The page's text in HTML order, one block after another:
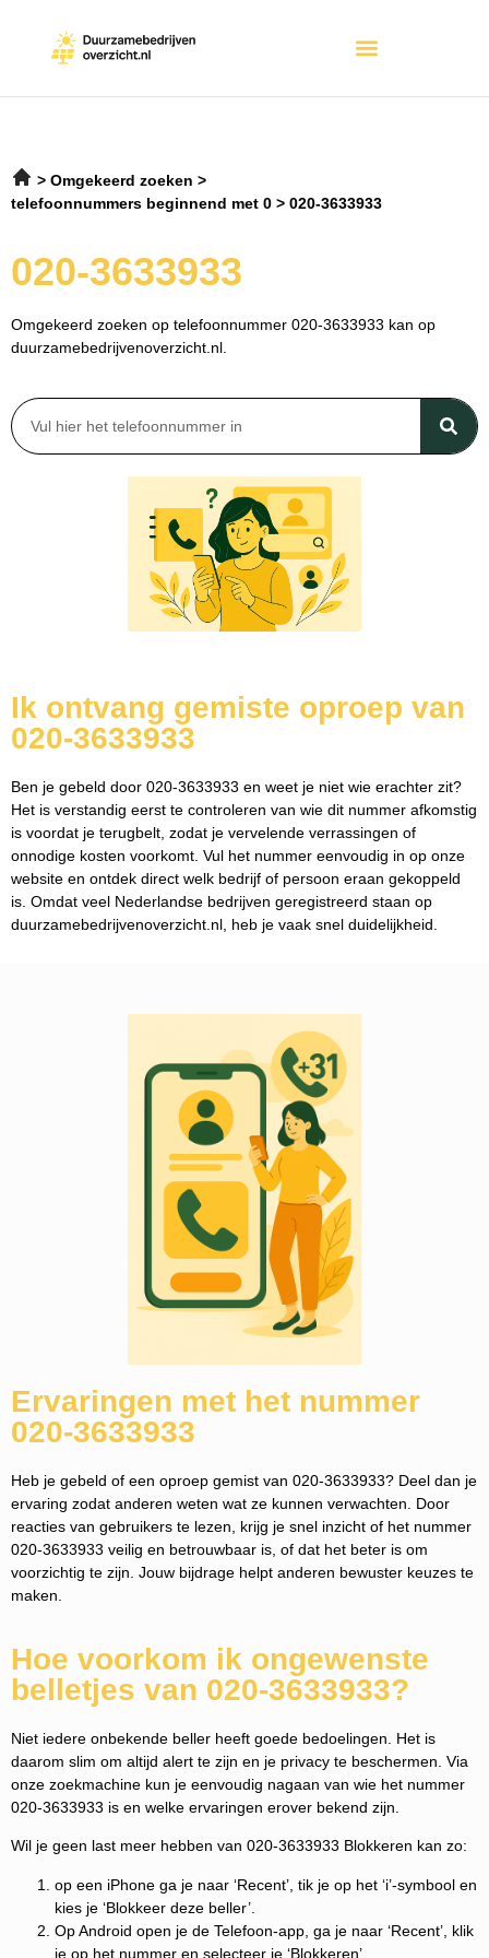
Omgekeerd zoeken
telefoonnummers beginnend met 0
020-3633933
020-3633933
Omgekeerd zoeken op telefoonnummer 020-3633933 kan op
duurzamebedrijvenoverzicht.nl.
Ik ontvang gemiste oproep van
020-3633933
Ben je gebeld door 020-3633933 en weet je niet wie erachter zit?
Het is verstandig eerst te controleren van wie dit nummer afkomstig
is voordat je terugbelt, zodat je vervelende verrassingen of
onnodige kosten voorkomt. Vul het nummer eenvoudig in op onze
website en ontdek direct welk bedrijf of persoon eraan gekoppeld
is. Omdat veel Nederlandse bedrijven geregistreerd staan op
duurzamebedrijvenoverzicht.nl, heb je vaak snel duidelijkheid.
Ervaringen met het nummer
020-3633933
Heb je gebeld of een oproep gemist van 020-3633933? Deel dan je
ervaring zodat anderen weten wat ze kunnen verwachten. Door
reacties van gebruikers te lezen, krijg je snel inzicht of het nummer
020-3633933 veilig en betrouwbaar is, of dat het beter is om
voorzichtig te zijn. Jouw bijdrage helpt anderen bewuster keuzes te
maken.
Hoe voorkom ik ongewenste
belletjes van 020-3633933?
Niet iedere onbekende beller heeft goede bedoelingen. Het is
daarom slim om altijd alert te zijn en je privacy te beschermen. Via
onze zoekmachine kun je eenvoudig nagaan van wie het nummer
020-3633933 is en welke ervaringen erover bekend zijn.
Wil je geen last meer hebben van 020-3633933 Blokkeren kan zo:
op een iPhone ga je naar ‘Recent’, tik je op het ‘i’-symbool en
kies je ‘Blokkeer deze beller’.
Op Android open je de Telefoon-app, ga je naar ‘Recent’, klik
je op het nummer en selecteer je ‘Blokkeren’.